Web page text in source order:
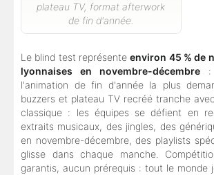
plateau TV, format afterwork
de fin d'année.
Le blind test représenteenviron 45 % de
lyonnaises en novembre-décembre:
l'animation de fin d'année la plus
buzzers et plateau TV recréé tranche
classique : les équipes se défient en
extraits musicaux, des jingles, des
en novembre-décembre, des playlists
glisse dans chaque manche.
garantis, aucun prérequis : tout le monde